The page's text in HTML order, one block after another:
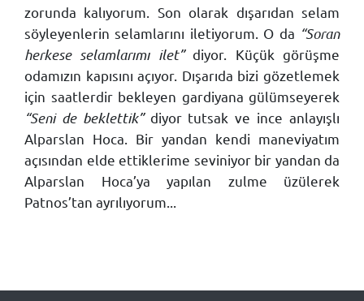
zorunda kalıyorum. Son olarak dışarıdan selam
söyleyenlerin selamlarını iletiyorum. O da “Soran
herkese selamlarımı ilet”diyor. Küçük görüşme
odamızın kapısını açıyor. Dışarıda bizi gözetlemek
için saatlerdir bekleyen gardiyana gülümseyerek
“Seni de beklettik”diyor tutsak ve ince anlayışlı
Alparslan Hoca. Bir yandan kendi maneviyatım
açısından elde ettiklerime seviniyor bir yandan da
Alparslan Hoca’ya yapılan zulme üzülerek
Patnos’tan ayrılıyorum...